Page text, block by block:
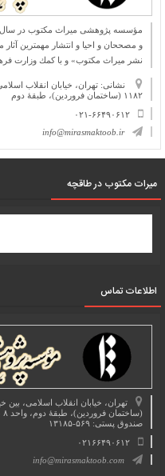
و مصححان و احیا و انتشار مهمترین
نشر میراث مكتوب» و با كمك وزارت
نشانی: تهران، خیابان انقلاب
۱۱۸۲ (ساختمان فروردین)، طبقۀ دوم
۰۲۱-۶۶۴۹۰۶۱۲
info@mirasmaktoob.ir
میرات مکتوب در طاقچه
اطلاعات تماس
صندوق پستی: ۵۶۹-۱۳۱۸۵
۰۲۱۶۶۴۹۰۶۱۲
info@mirasmaktoob.com